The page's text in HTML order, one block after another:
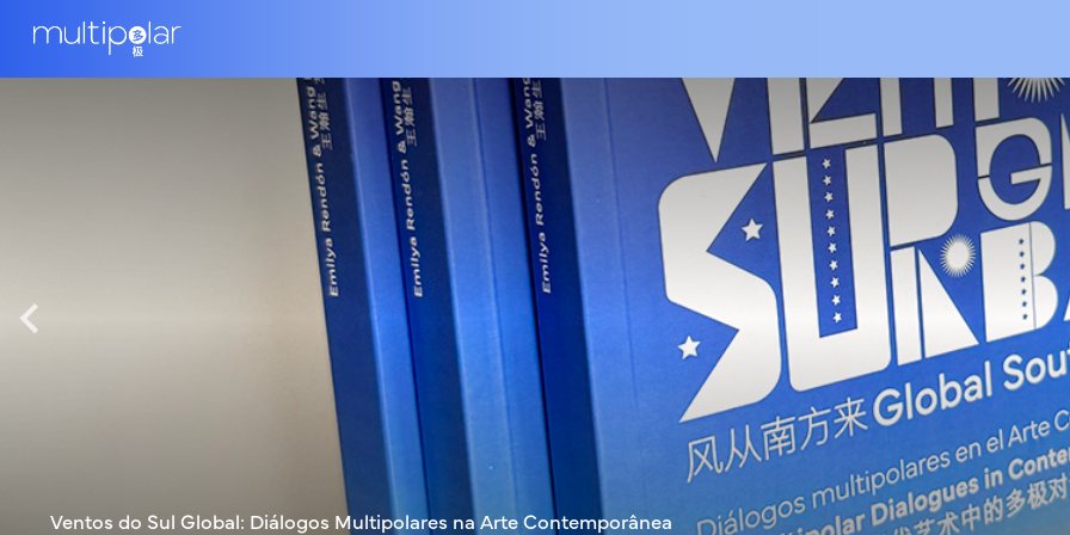
Ventos do Sul Global: Diálogos Multipolares na Arte Contemporânea